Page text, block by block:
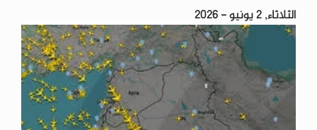
الثلاثاء, 2 يونيو - 2026